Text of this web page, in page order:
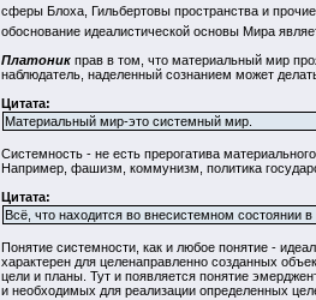
сферы Блоха, Гильбертовы пространства и
обоснование идеалистической основы Мира
Платоникправ в том, что материальный мир
наблюдатель, наделенный сознанием может
Цитата:
Материальный мир-это системный мир.
Системность - не есть прерогатива
Например, фашизм, коммунизм, политика
Цитата:
Всё, что находится во внесистемном состоянии
Понятие системности, как и любое понятие -
характерен для целенаправленно созданных
цели и планы. Тут и появляется понятие
и необходимых для реализации определенных